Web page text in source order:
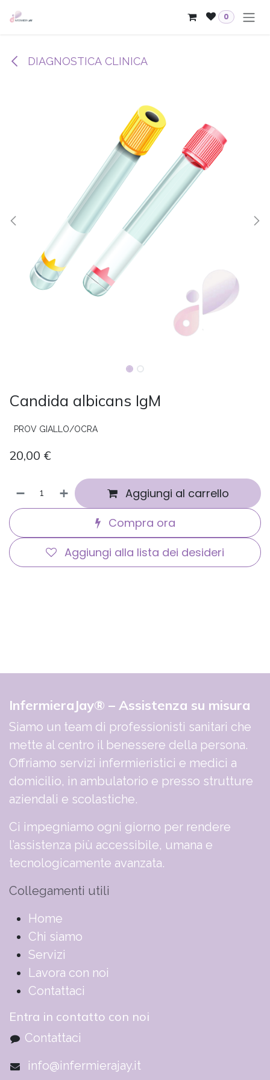
Passa al contenuto
0
DIAGNOSTICA CLINICA
Candida albicans IgM
PROV GIALLO/OCRA
20,00 €
Aggiungi al carrello
Compra ora
Aggiungi alla lista dei desideri
InfermieraJay® – Assistenza su misura
Siamo un team di professionisti sanitari che
mette al centro il benessere della persona.
Offriamo servizi infermieristici e medici a
domicilio, in ambulatorio e presso strutture
aziendali e scolastiche.
Ci impegniamo ogni giorno per rendere
l’assistenza più accessibile, umana e
tecnologicamente avanzata.
Collegamenti utili
​​​​​​​​​​​​​​​​H​o​m​e
Chi siamo
Servizi
Lavora con noi
Contattaci
Entra in contatto con noi
Contattaci
info@infermierajay.it